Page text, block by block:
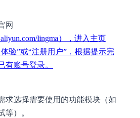
网
lingma），进入主页
验”或“注册用户”，根据提示完
有账号登录。
求选择需要使用的功能模块（如
等）。